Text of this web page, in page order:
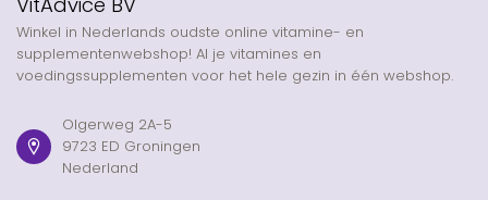
Winkel in Nederlands oudste online vitamine- en
supplementenwebshop! Al je vitamines en
voedingssupplementen voor het hele gezin in één webshop.
Olgerweg 2A-5
9723 ED Groningen
Nederland